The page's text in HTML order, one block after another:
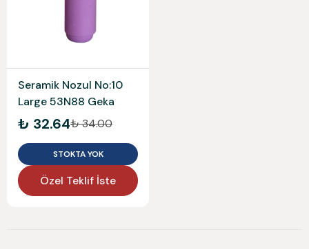
Seramik Nozul No:10
Large 53N88 Geka
₺ 32.64₺ 34.00
STOKTA YOK
Özel Teklif İste